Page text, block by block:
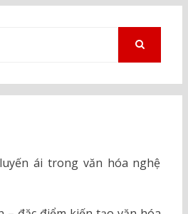
ái trong văn hóa nghệ